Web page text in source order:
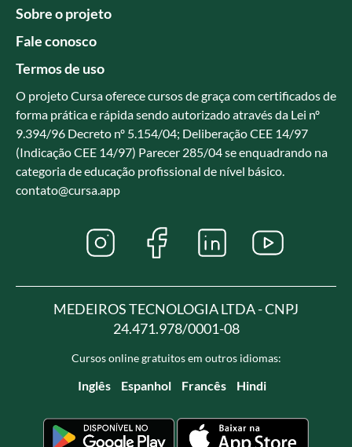
Sobre o projeto
Fale conosco
Termos de uso
O projeto Cursa oferece cursos de graça com certificados de
forma prática e rápida sendo autorizado através da Lei nº
9.394/96 Decreto nº 5.154/04; Deliberação CEE 14/97
(Indicação CEE 14/97) Parecer 285/04 se enquadrando na
categoria de educação profissional de nível básico.
contato@cursa.app
MEDEIROS TECNOLOGIA LTDA - CNPJ
24.471.978/0001-08
Cursos online gratuitos em outros idiomas:
Inglês Espanhol Francês Hindi